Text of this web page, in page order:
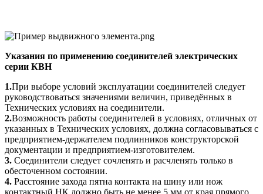
Указания по применению соединителей электрических
серии КВН
1.При выборе условий эксплуатации соединителей следует
руководствоваться значениями величин, приведённых в
Технических условиях на соединители.
2.Возможность работы соединителей в условиях, отличных от
указанных в Технических условиях, должна согласовываться с
предприятием-держателем подлинников конструкторской
документации и предприятием-изготовителем.
3. Соединители следует сочленять и расчленять только в
обесточенном состоянии.
4. Расстояние захода пятна контакта на шину или нож
контактный НК должно быть не менее 5 мм от края прямого